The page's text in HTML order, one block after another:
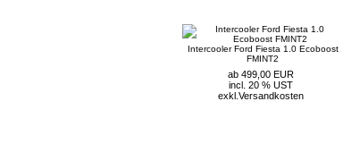
Intercooler Ford Fiesta 1.0 Ecoboost
FMINT2
ab 499,00 EUR
incl. 20 % UST
exkl. Versandkosten